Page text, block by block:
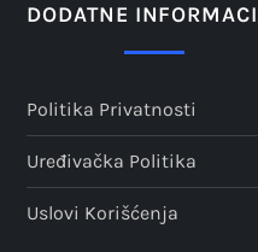
DODATNE
Politika Privatnosti
Uređivačka Politika
Uslovi Korišćenja